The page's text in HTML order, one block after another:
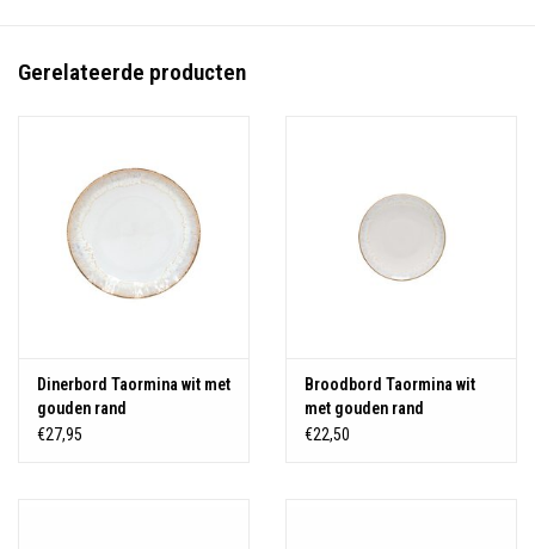
Gerelateerde producten
Dinerbord Taormina wit met
gouden rand
€27,95
Broodbord Taormina wit
met gouden rand
€22,50